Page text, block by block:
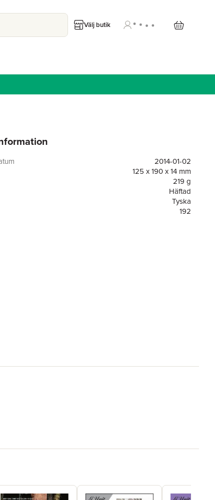
Välj butik
2014-01-02
125 x 190 x 14 mm
219 g
Häftad
Tyska
192